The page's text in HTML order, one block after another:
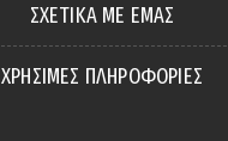
ΣΧΕΤΙΚΆ ΜΕ ΕΜΆΣ
ΧΡΗΣΙΜΕΣ ΠΛΗΡΟΦΟΡΙΕΣ